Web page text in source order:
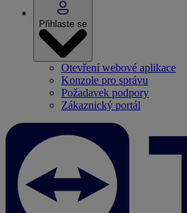
Přihlaste se
Otevření webové aplikace
Konzole pro správu
Požadavek podpory
Zákaznický portál